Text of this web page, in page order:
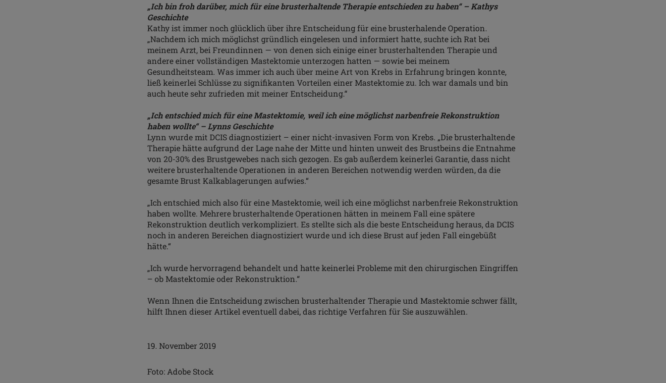
„Ich bin froh darüber, mich für eine brusterhaltende Therapie entschieden zu haben“ – Kathys
Geschichte
Kathy ist immer noch glücklich über ihre Entscheidung für eine brusterhalende Operation.
„Nachdem ich mich möglichst gründlich eingelesen und informiert hatte, suchte ich Rat bei
meinem Arzt, bei Freundinnen — von denen sich einige einer brusterhaltenden Therapie und
andere einer vollständigen Mastektomie unterzogen hatten — sowie bei meinem
Gesundheitsteam. Was immer ich auch über meine Art von Krebs in Erfahrung bringen konnte,
ließ keinerlei Schlüsse zu signifikanten Vorteilen einer Mastektomie zu. Ich war damals und bin
auch heute sehr zufrieden mit meiner Entscheidung.“
„Ich entschied mich für eine Mastektomie, weil ich eine möglichst narbenfreie Rekonstruktion
haben wollte“ – Lynns Geschichte
Lynn wurde mit DCIS diagnostiziert – einer nicht-invasiven Form von Krebs. „Die brusterhaltende
Therapie hätte aufgrund der Lage nahe der Mitte und hinten unweit des Brustbeins die Entnahme
von 20-30% des Brustgewebes nach sich gezogen. Es gab außerdem keinerlei Garantie, dass nicht
weitere brusterhaltende Operationen in anderen Bereichen notwendig werden würden, da die
gesamte Brust Kalkablagerungen aufwies.“
„Ich entschied mich also für eine Mastektomie, weil ich eine möglichst narbenfreie Rekonstruktion
haben wollte. Mehrere brusterhaltende Operationen hätten in meinem Fall eine spätere
Rekonstruktion deutlich verkompliziert. Es stellte sich als die beste Entscheidung heraus, da DCIS
noch in anderen Bereichen diagnostiziert wurde und ich diese Brust auf jeden Fall eingebüßt
hätte.“
„Ich wurde hervorragend behandelt und hatte keinerlei Probleme mit den chirurgischen Eingriffen
– ob Mastektomie oder Rekonstruktion.“
Wenn Ihnen die Entscheidung zwischen brusterhaltender Therapie und Mastektomie schwer fällt,
hilft Ihnen dieser Artikel eventuell dabei, das richtige Verfahren für Sie auszuwählen.
19. November 2019
Foto: Adobe Stock